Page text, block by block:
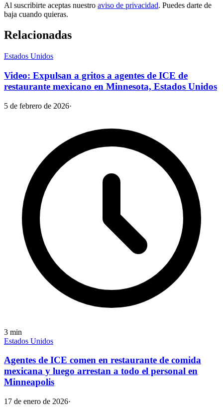
Al suscribirte aceptas nuestro aviso de privacidad. Puedes darte de
baja cuando quieras.
Relacionadas
Estados Unidos
Video: Expulsan a gritos a agentes de ICE de
restaurante mexicano en Minnesota, Estados Unidos
5 de febrero de 2026·
3 min
Estados Unidos
Agentes de ICE comen en restaurante de comida
mexicana y luego arrestan a todo el personal en
Minneapolis
17 de enero de 2026·